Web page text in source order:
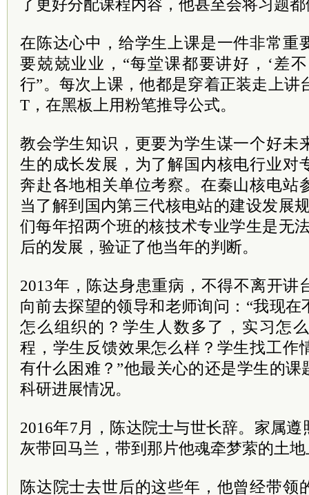
了更好分配课程内容，他甚至会将习题
在陈达心中，给学生上课是一件非常重
要兢兢业业，“每堂课都要讲好，‘差
行”。每次上课，他都是穿着正装走上讲
T，在黑板上用粉笔推导公式。
教会学生知识，更要为学生谋一个好未
生的成长发展，为了解国内核电行业对
奔赴各地相关单位考察。在秦山核电站
当了解到国内第三代核电站的建设发展
们每年招两个班的核技术专业学生是无
后的发展，验证了他当年的判断。
2013年，陈达身患重病，不得不离开讲
向前去探望的领导和老师询问：“我现
怎么组织的？学生人数多了，实习怎
程，学生反馈效果怎么样？学生找工作
有什么困难？”他最关心的还是学生的
科研进展情况。
2016年7月，陈达院士与世长辞。家属
灰带回马兰，带到那片他魂牵梦萦的土
陈达院士去世后的这些年，他曾经带领